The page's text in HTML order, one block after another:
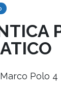
Polo 4